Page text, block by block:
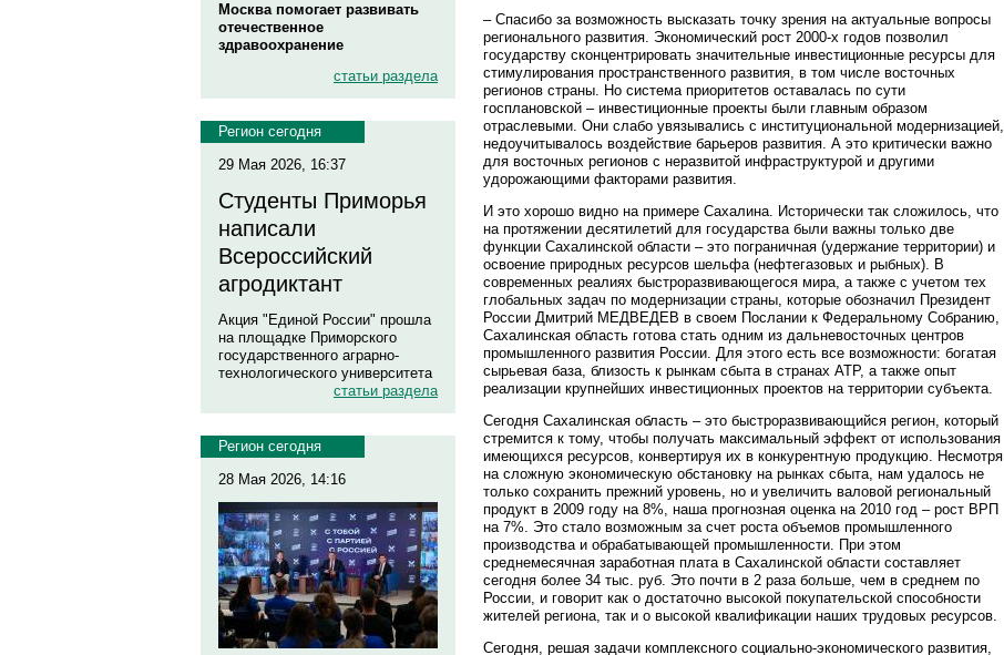
Москва помогает развивать
отечественное
здравоохранение
статьи раздела
Регион сегодня
29 Мая 2026, 16:37
Студенты Приморья
написали
Всероссийский
агродиктант
Акция "Единой России" прошла
на площадке Приморского
государственного аграрно-
технологического университета
статьи раздела
Регион сегодня
28 Мая 2026, 14:16
– Спасибо за возможность высказать точку зрения на актуальные вопросы
регионального развития. Экономический рост 2000-х годов позволил
государству сконцентрировать значительные инвестиционные ресурсы для
стимулирования пространственного развития, в том числе восточных
регионов страны. Но система приоритетов оставалась по сути
госплановской – инвестиционные проекты были главным образом
отраслевыми. Они слабо увязывались с институциональной модернизацией,
недоучитывалось воздействие барьеров развития. А это критически важно
для восточных регионов с неразвитой инфраструктурой и другими
удорожающими факторами развития.
И это хорошо видно на примере Сахалина. Исторически так сложилось, что
на протяжении десятилетий для государства были важны только две
функции Сахалинской области – это пограничная (удержание территории) и
освоение природных ресурсов шельфа (нефтегазовых и рыбных). В
современных реалиях быстроразвивающегося мира, а также с учетом тех
глобальных задач по модернизации страны, которые обозначил Президент
России Дмитрий МЕДВЕДЕВ в своем Послании к Федеральному Собранию,
Сахалинская область готова стать одним из дальневосточных центров
промышленного развития России. Для этого есть все возможности: богатая
сырьевая база, близость к рынкам сбыта в странах АТР, а также опыт
реализации крупнейших инвестиционных проектов на территории субъекта.
Сегодня Сахалинская область – это быстроразвивающийся регион, который
стремится к тому, чтобы получать максимальный эффект от использования
имеющихся ресурсов, конвертируя их в конкурентную продукцию. Несмотря
на сложную экономическую обстановку на рынках сбыта, нам удалось не
только сохранить прежний уровень, но и увеличить валовой региональный
продукт в 2009 году на 8%, наша прогнозная оценка на 2010 год – рост ВРП
на 7%. Это стало возможным за счет роста объемов промышленного
производства и обрабатывающей промышленности. При этом
среднемесячная заработная плата в Сахалинской области составляет
сегодня более 34 тыс. руб. Это почти в 2 раза больше, чем в среднем по
России, и говорит как о достаточно высокой покупательской способности
жителей региона, так и о высокой квалификации наших трудовых ресурсов.
Сегодня, решая задачи комплексного социально-экономического развития,